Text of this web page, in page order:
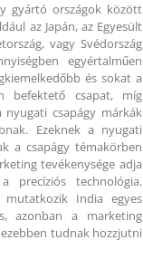
gyártó országok között
az Japán, az Egyesült
vagy Svédország
egyértalműen
és sokat a
befektető csapat, míg
nyugati csapágy márkák
Ezeknek a nyugati
a csapágy témakörben
tevékenysége adja
precíziós technológia.
mutatkozik India egyes
azonban a marketing
tudnak hozzjutni